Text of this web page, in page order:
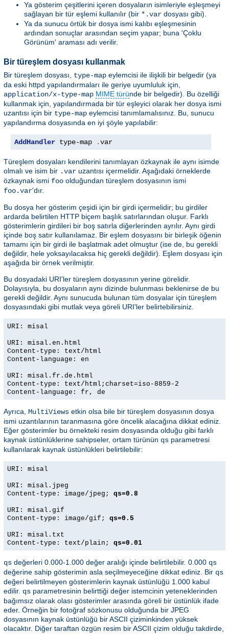
Ya gösterim çeşitlerini içeren dosyaların isimleriyle eşleşmeyi
sağlayan bir tür eşlemi kullanılır (bir *.var dosyası gibi).
Ya da sunucu örtük bir dosya ismi kalıbı eşleşmesinin
ardından sonuçlar arasından seçim yapar; buna 'Çoklu
Görünüm' araması adı verilir.
Bir türeşlem dosyası kullanmak
Bir türeşlem dosyası, type-map eylemcisi ile ilişkili bir belgedir (ya
da eski httpd yapılandırmaları ile geriye uyumluluk için,
application/x-type-map MIME türünde bir belgedir). Bu özelliği
kullanmak için, yapılandırmada bir tür eşleyici olarak her dosya ismi
uzantısı için bir type-map eylemcisi tanımlamalısınız. Bu, sunucu
yapılandırma dosyasında en iyi şöyle yapılabilir:
AddHandler type-map .var
Türeşlem dosyaları kendilerini tanımlayan özkaynak ile aynı isimde
olmalı ve isim bir .var uzantısı içermelidir. Aşağıdaki örneklerde
özkaynak ismi foo olduğundan türeşlem dosyasının ismi
foo.var'dır.
Bu dosya her gösterim çeşidi için bir girdi içermelidir; bu girdiler
ardarda belirtilen HTTP biçem başlık satırlarından oluşur. Farklı
gösterimlerin girdileri bir boş satırla diğerlerinden ayrılır. Aynı girdi
içinde boş satır kullanılamaz. Bir eşlem dosyasını bir birleşik öğenin
tamamı için bir girdi ile başlatmak adet olmuştur (ise de, bu gerekli
değildir, hele yoksayılacaksa hiç gerekli değildir). Eşlem dosyası için
aşağıda bir örnek verilmiştir.
Bu dosyadaki URI'ler türeşlem dosyasının yerine görelidir.
Dolayısıyla, bu dosyaların aynı dizinde bulunması beklenirse de bu
gerekli değildir. Aynı sunucuda bulunan tüm dosyalar için türeşlem
dosyasındaki gibi mutlak veya göreli URI'ler belirtebilirsiniz.
URI: misal
URI: misal.en.html
Content-type: text/html
Content-language: en
URI: misal.fr.de.html
Content-type: text/html;charset=iso-8859-2
Content-language: fr, de
Ayrıca, MultiViews etkin olsa bile bir türeşlem dosyasının dosya
ismi uzantılarının taranmasına göre öncelik alacağına dikkat ediniz.
Eğer gösterimler bu örnekteki resim dosyasında olduğu gibi farklı
kaynak üstünlüklerine sahipseler, ortam türünün qs parametresi
kullanılarak kaynak üstünlükleri belirtilebilir:
URI: misal
URI: misal.jpeg
Content-type: image/jpeg; qs=0.8
URI: misal.gif
Content-type: image/gif; qs=0.5
URI: misal.txt
Content-type: text/plain; qs=0.01
qs değerleri 0.000-1.000 değer aralığı içinde belirtilebilir. 0.000 qs
değerine sahip gösterimin asla seçilmeyeceğine dikkat ediniz. Bir qs
değeri belirtilmeyen gösterimlerin kaynak üstünlüğü 1.000 kabul
edilir. qs parametresinin belirttiği değer istemcinin yeteneklerinden
bağımsız olarak olası gösterimler arasında göreli bir üstünlük ifade
eder. Örneğin bir fotoğraf sözkonusu olduğunda bir JPEG
dosyasının kaynak üstünlüğü bir ASCII çiziminkinden yüksek
olacaktır. Diğer taraftan özgün resim bir ASCII çizim olduğu takdirde,